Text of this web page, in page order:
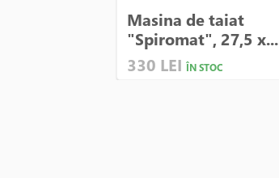
Masina de taiat
"Spiromat", 27,5 x...
330 LEI ÎN STOC